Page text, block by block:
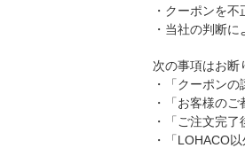
・ クーポンを不
・ 当社の判断に
次の事項はお断
・
「クーポンの
・
「お客様の
・
「ご注文完
・
「LOHACO